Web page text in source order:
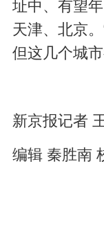
址中、有望
天津、北京
但这几个城
新京报记者
编辑 秦胜南